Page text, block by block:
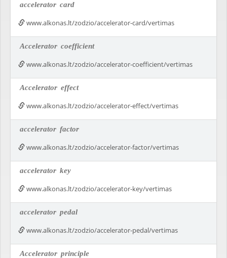
accelerator card
www.alkonas.lt/zodzio/accelerator-card/vertimas
Accelerator coefficient
www.alkonas.lt/zodzio/accelerator-coefficient/vertimas
Accelerator effect
www.alkonas.lt/zodzio/accelerator-effect/vertimas
accelerator factor
www.alkonas.lt/zodzio/accelerator-factor/vertimas
accelerator key
www.alkonas.lt/zodzio/accelerator-key/vertimas
accelerator pedal
www.alkonas.lt/zodzio/accelerator-pedal/vertimas
Accelerator principle